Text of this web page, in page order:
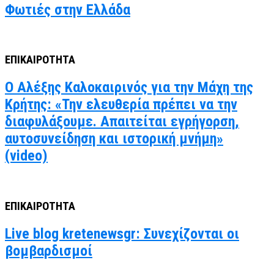
Φωτιές στην Ελλάδα
ΕΠΙΚΑΙΡΟΤΗΤΑ
Ο Αλέξης Καλοκαιρινός για την Μάχη της
Κρήτης: «Την ελευθερία πρέπει να την
διαφυλάξουμε. Απαιτείται εγρήγορση,
αυτοσυνείδηση και ιστορική μνήμη»
(video)
ΕΠΙΚΑΙΡΟΤΗΤΑ
Live blog kretenewsgr: Συνεχίζονται οι
βομβαρδισμοί